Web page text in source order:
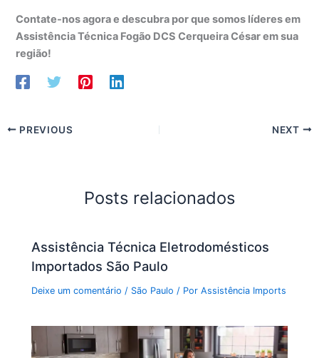
Contate-nos agora e descubra por que somos líderes em
Assistência Técnica Fogão DCS Cerqueira César em sua
região!
PREVIOUS NEXT
Posts relacionados
Assistência Técnica Eletrodomésticos
Importados São Paulo
Deixe um comentário / São Paulo / PorAssistência Imports